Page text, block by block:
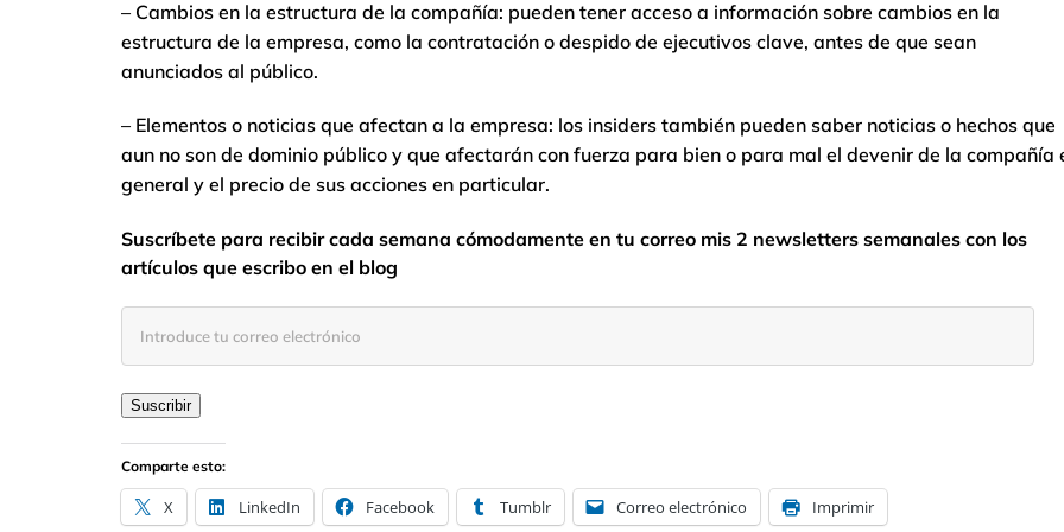
– Cambios en la estructura de la compañía: pueden tener acceso a información sobre cambios en la
estructura de la empresa, como la contratación o despido de ejecutivos clave, antes de que sean
anunciados al público.
– Elementos o noticias que afectan a la empresa: los insiders también pueden saber noticias o hechos que
aun no son de dominio público y que afectarán con fuerza para bien o para mal el devenir de la compañía
general y el precio de sus acciones en particular.
Suscríbete para recibir cada semana cómodamente en tu correo mis 2 newsletters semanales con los
artículos que escribo en el blog
electrónico
Suscribir
Comparte esto:
X LinkedIn Facebook Tumblr Correo electrónico Imprimir